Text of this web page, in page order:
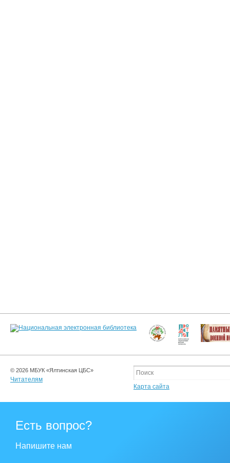
© 2026 МБУК «Ялтинская ЦБС»
Читателям
Карта сайта
Есть вопрос?
Напишите нам